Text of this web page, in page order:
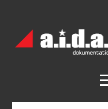
Archiv
München